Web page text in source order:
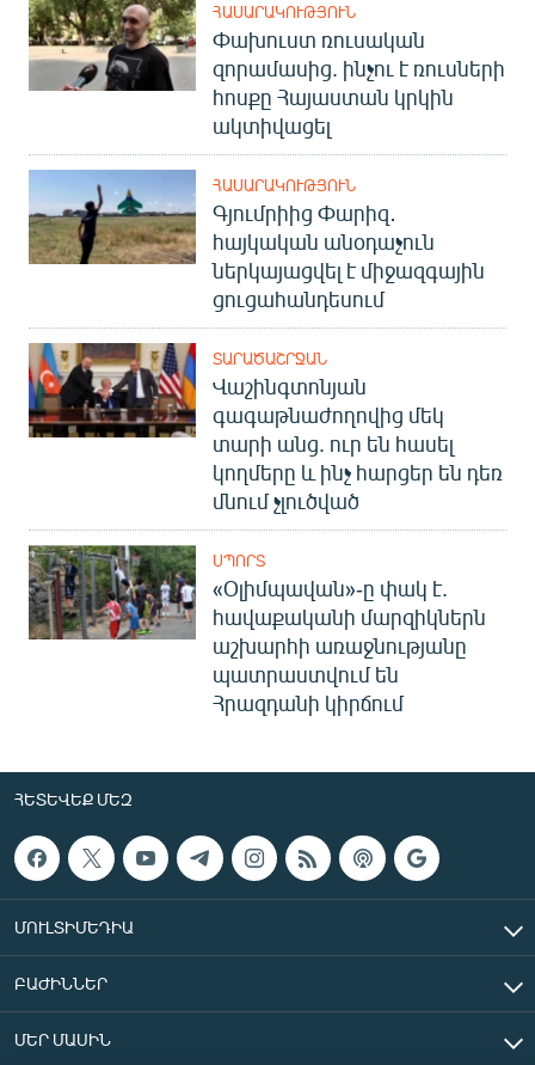
ՀԱՍԱՐԱԿՈՒԹՅՈՒՆ
Փախուստ ռուսական
զորամասից. ինչու է ռուսների
հոսքը Հայաստան կրկին
ակտիվացել
ՀԱՍԱՐԱԿՈՒԹՅՈՒՆ
Գյումրիից Փարիզ․
հայկական անօդաչուն
ներկայացվել է միջազգային
ցուցահանդեսում
ՏԱՐԱԾԱՇՐՋԱՆ
Վաշինգտոնյան
գագաթնաժողովից մեկ
տարի անց. ուր են հասել
կողմերը և ինչ հարցեր են դեռ
մնում չլուծված
ՍՊՈՐՏ
«Օլիմպավան»-ը փակ է.
հավաքականի մարզիկներն
աշխարհի առաջնությանը
պատրաստվում են
Հրազդանի կիրճում
ՀԵՏԵՎԵՔ ՄԵԶ
ՄՈՒԼՏԻՄԵԴԻԱ
ԲԱԺԻՆՆԵՐ
ՄԵՐ ՄԱՍԻՆ